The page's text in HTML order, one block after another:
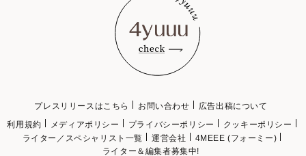
プレスリリースはこちら お問い合わせ
広告出稿について
利用規約
メディアポリシー プライバシーポリシー
クッキーポリシー
ライター／スペシャリスト一覧
運営会社
4MEEE (フォーミー)
ライター＆編集者募集中!